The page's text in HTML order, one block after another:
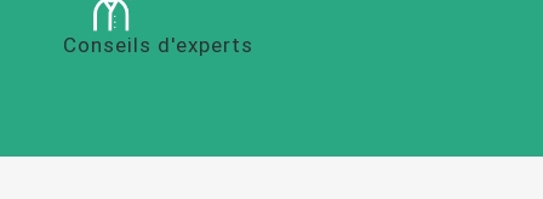
Conseils d'experts